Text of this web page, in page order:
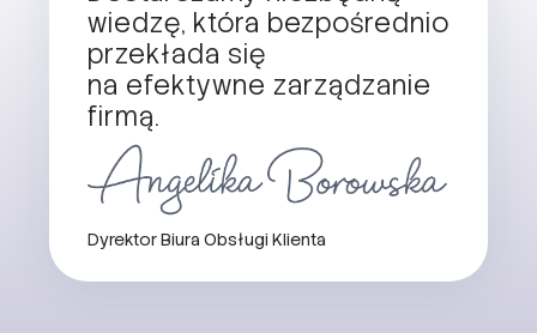
wiedzę, która bezpośrednio
przekłada się
na efektywne zarządzanie
firmą.
Dyrektor Biura Obsługi Klienta